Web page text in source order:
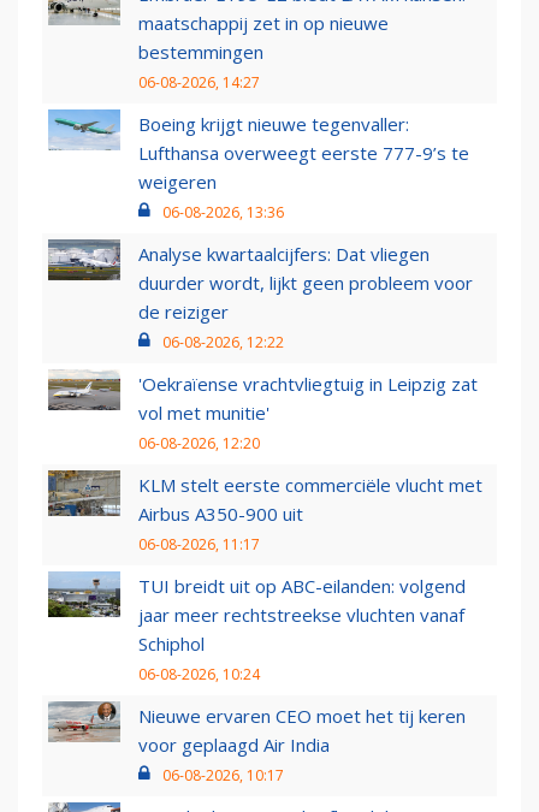
maatschappij zet in op nieuwe
bestemmingen
06-08-2026, 14:27
Boeing krijgt nieuwe tegenvaller:
Lufthansa overweegt eerste 777-9’s te
weigeren
06-08-2026, 13:36
Analyse kwartaalcijfers: Dat vliegen
duurder wordt, lijkt geen probleem voor
de reiziger
06-08-2026, 12:22
'Oekraïense vrachtvliegtuig in Leipzig zat
vol met munitie'
06-08-2026, 12:20
KLM stelt eerste commerciële vlucht met
Airbus A350-900 uit
06-08-2026, 11:17
TUI breidt uit op ABC-eilanden: volgend
jaar meer rechtstreekse vluchten vanaf
Schiphol
06-08-2026, 10:24
Nieuwe ervaren CEO moet het tij keren
voor geplaagd Air India
06-08-2026, 10:17